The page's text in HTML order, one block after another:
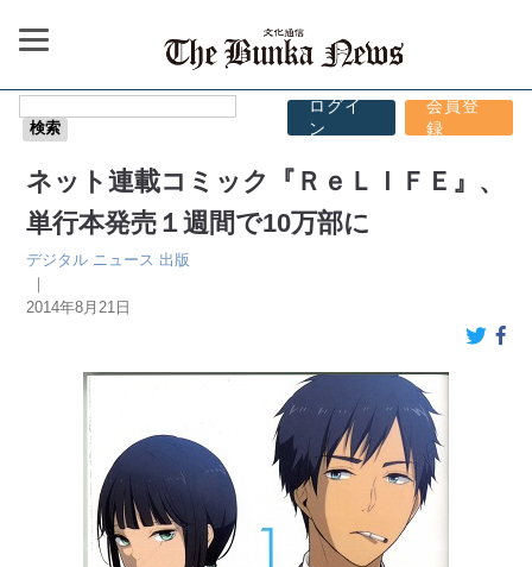
ログイ
ン
会員登
録
ネット連載コミック『ＲｅＬＩＦＥ』、
単行本発売１週間で10万部に
デジタル ニュース 出版
｜
2014年8月21日